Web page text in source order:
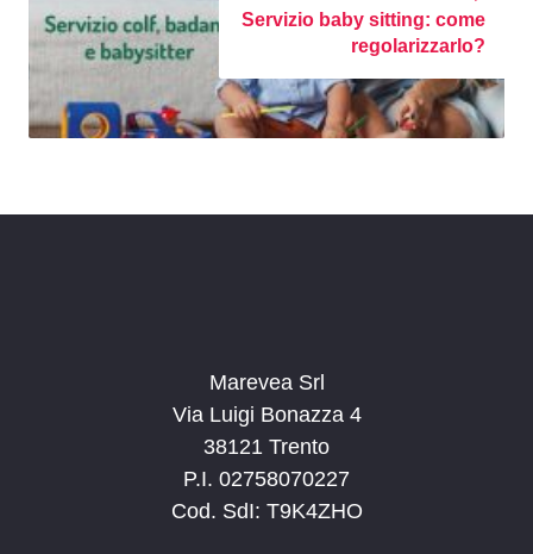
Servizio baby sitting: come
regolarizzarlo?
Marevea Srl
Via Luigi Bonazza 4
38121 Trento
P.I. 02758070227
Cod. SdI: T9K4ZHO